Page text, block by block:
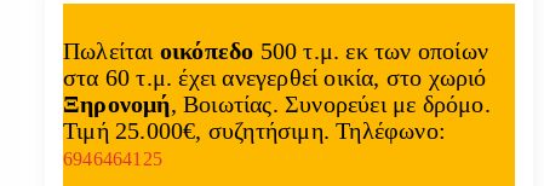
Πωλείται οικόπεδο 500 τ.μ. εκ των οποίων
στα 60 τ.μ. έχει ανεγερθεί οικία, στο χωριό
Ξηρονομή, Βοιωτίας. Συνορεύει με δρόμο.
Τιμή 25.000€, συζητήσιμη. Τηλέφωνο:
6946464125